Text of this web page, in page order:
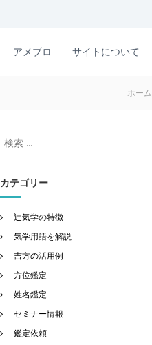
アメブロ サイトについて
ホーム
検
索
象
:
カテゴリー
辻気学の特徴
気学用語を解説
吉方の活用例
方位鑑定
姓名鑑定
セミナー情報
鑑定依頼